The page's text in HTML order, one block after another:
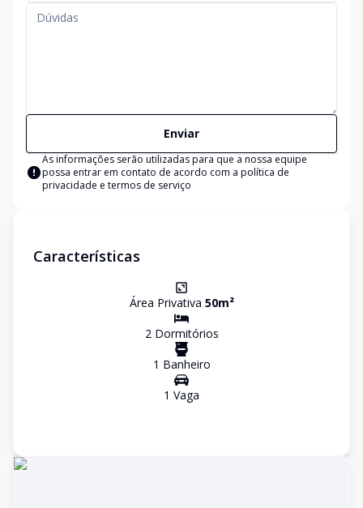
Enviar
As informações serão utilizadas para que a nossa equipe
possa entrar em contato de acordo com a política de
privacidade e termos de serviço
Características
Área Privativa 50m²
2Dormitórios
1 Banheiro
1 Vaga